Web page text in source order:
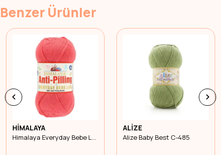
Benzer Ürünler
HİMALAYA
Himalaya Everyday Bebe Lüx 70405
ALİZE
Alize Baby Best C-485